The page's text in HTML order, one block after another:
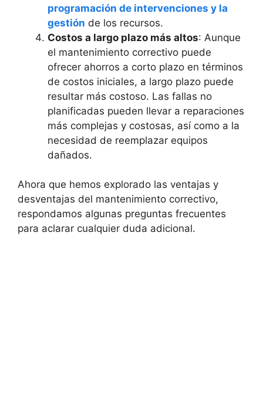
programación de intervenciones y la
gestión de los recursos.
Costos a largo plazo más altos: Aunque
el mantenimiento correctivo puede
ofrecer ahorros a corto plazo en términos
de costos iniciales, a largo plazo puede
resultar más costoso. Las fallas no
planificadas pueden llevar a reparaciones
más complejas y costosas, así como a la
necesidad de reemplazar equipos
dañados.
Ahora que hemos explorado las ventajas y
desventajas del mantenimiento correctivo,
respondamos algunas preguntas frecuentes
para aclarar cualquier duda adicional.